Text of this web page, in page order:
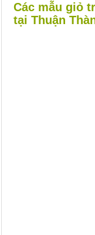
Các mẫu giỏ
tại Thuận